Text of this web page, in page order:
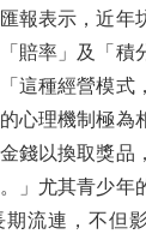
報表示，近年
賠率」及「積
這種經營模式
心理機制極為
錢以換取獎品
」尤其青少年
流連，不但